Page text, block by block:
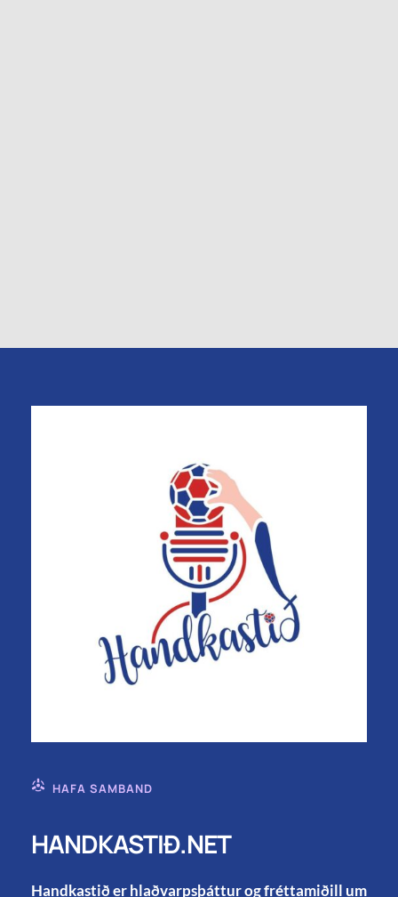
HAFA SAMBAND
HANDKASTIÐ.NET
Handkastið er hlaðvarpsþáttur og fréttamiðill um